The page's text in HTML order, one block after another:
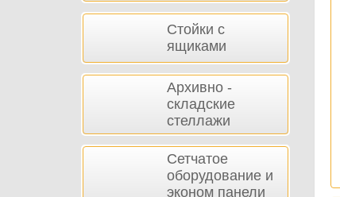
Стойки с
ящиками
Архивно -
складские
стеллажи
Сетчатое
оборудование и
эконом панели